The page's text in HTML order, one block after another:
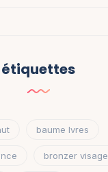
étiquettes
baume lvres
bronzer visage